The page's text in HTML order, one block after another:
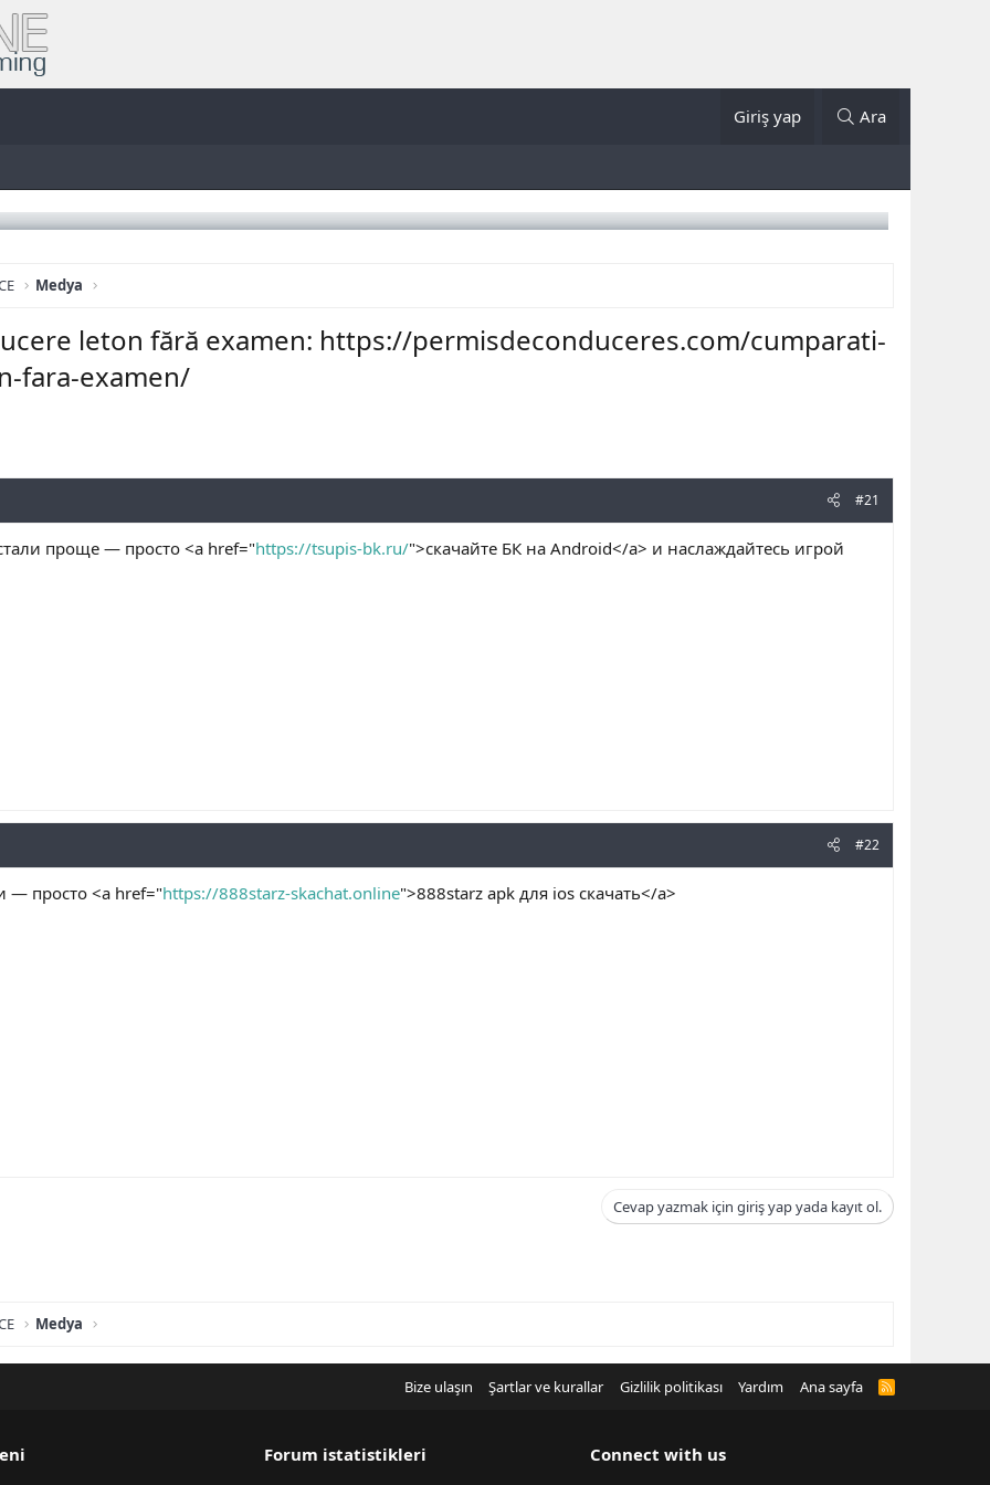
Giriş yap Ara
Medya
leton fără examen: https://permisdeconduceres.com/cumparati-
fara-examen/
#21
проще — просто <a href="https://tsupis-bk.ru/">скачайте БК на Android</a> и наслаждайтесь игрой
#22
— просто <a href="https://888starz-skachat.online">888starz apk для ios скачать</a>
Cevap yazmak için giriş yap yada kayıt ol.
Medya
Bize ulaşın Şartlar ve kurallar Gizlilik politikası Yardım Ana sayfa
R
Forum istatistikleri Connect with us